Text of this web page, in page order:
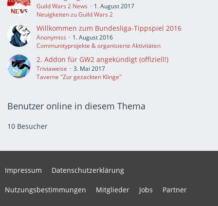
Guild Wars 2 News
1. August 2017
Neuigkeiten zu Guild Wars 2
Willkommen zum Bundesliga-Tippspiel 2016
Anonymiss
1. August 2016
Communityprojekte & organisierte Aktivitäten
2. Addon für GW2 angekündigt (offiziell!)
Triviaweise
3. Mai 2017
Taverne "Zur gezackten Klinge"
Benutzer online in diesem Thema
10 Besucher
Impressum Datenschutzerklärung
Nutzungsbestimmungen Mitglieder Jobs Partner